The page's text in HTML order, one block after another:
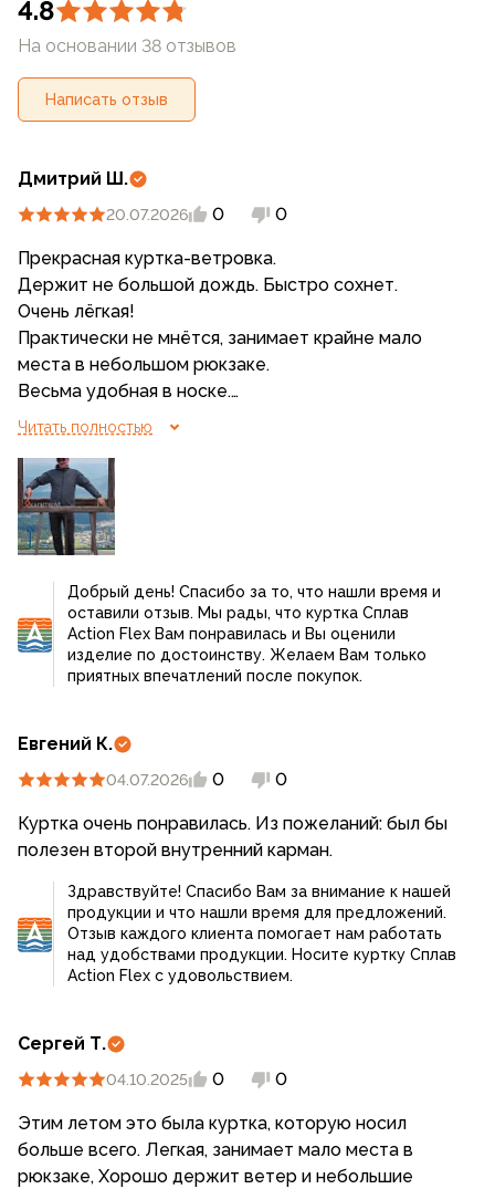
4.8
На основании 38 отзывов
Написать отзыв
Дмитрий Ш.
20.07.2026 0 0
Прекрасная куртка-ветровка.
Держит не большой дождь. Быстро сохнет.
Очень лёгкая!
Практически не мнётся, занимает крайне мало
места в небольшом рюкзаке.
Весьма удобная в носке.
Теперь хочу прикупить брюки к ней из такого же
Читать полностью
Добрый день! Спасибо за то, что нашли время и
оставили отзыв. Мы рады, что куртка Сплав
Action Flex Вам понравилась и Вы оценили
изделие по достоинству. Желаем Вам только
приятных впечатлений после покупок.
Евгений К.
04.07.2026 0 0
Куртка очень понравилась. Из пожеланий: был бы
полезен второй внутренний карман.
Здравствуйте! Спасибо Вам за внимание к нашей
продукции и что нашли время для предложений.
Отзыв каждого клиента помогает нам работать
над удобствами продукции. Носите куртку Сплав
Action Flex с удовольствием.
Сергей Т.
04.10.2025 0 0
Этим летом это была куртка, которую носил
больше всего. Легкая, занимает мало места в
рюкзаке, Хорошо держит ветер и небольшие